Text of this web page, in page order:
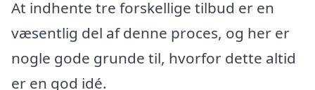
At indhente tre forskellige tilbud er en
væsentlig del af denne proces, og her er
nogle gode grunde til, hvorfor dette altid
er en god idé.